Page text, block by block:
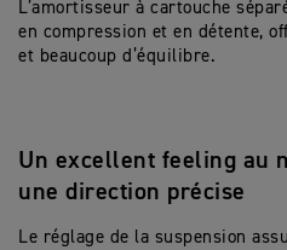
L’amortisseur à cartouche
en compression et en détente,
et beaucoup d’équilibre.
Un excellent feeling au
une direction précise
Le réglage de la suspension